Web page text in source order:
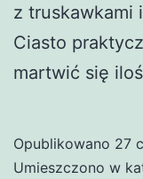
z truskawkami
Ciasto
martwić się
Opublikowano 27
Umieszczono w